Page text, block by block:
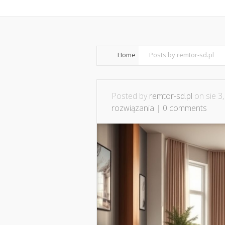
Home Posts by remtor-sd.pl
Posted by remtor-sd.pl on sie
rozwiązania | 0 comments